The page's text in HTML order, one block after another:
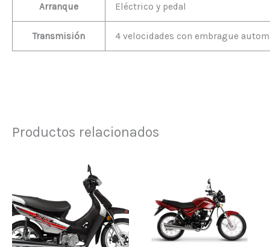
Arranque Eléctrico y pedal
Transmisión 4 velocidades con embrague
Productos relacionados